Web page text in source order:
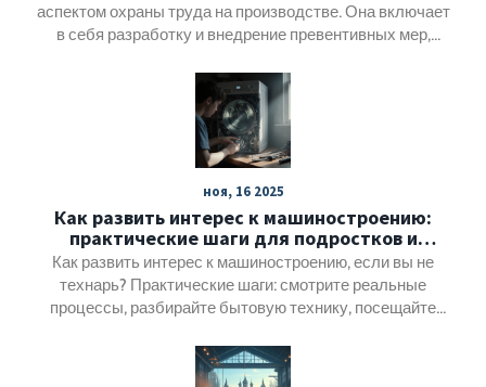
аспектом охраны труда на производстве. Она включает
в себя разработку и внедрение превентивных мер,
влияние человеческого фактора и технических
неисправностей. В статье рассматриваются основные
компоненты промышленной безопасности и их значение
для устойчивого и безопасного функционирования
заводов и фабрик. Также будет предложено несколько
практических советов по улучшению уровня
безопасности на предприятиях.
ноя, 16 2025
Как развить интерес к машиностроению:
практические шаги для подростков и
взрослых
Как развить интерес к машиностроению, если вы не
технарь? Практические шаги: смотрите реальные
процессы, разбирайте бытовую технику, посещайте
привычка, а не вдохновение.